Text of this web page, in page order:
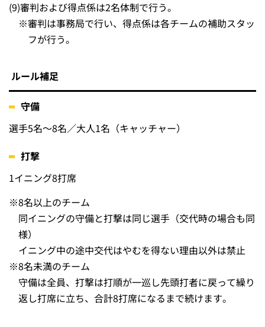
(9)審判および得点係は2名体制で行う。
※審判は事務局で行い、得点係は各チームの補助スタッ
フが行う。
ルール補足
守備
選手5名～8名／大人1名（キャッチャー）
打撃
1イニング8打席
※8名以上のチーム
同イニングの守備と打撃は同じ選手（交代時の場合も同
様）
イニング中の途中交代はやむを得ない理由以外は禁止
※8名未満のチーム
守備は全員、打撃は打順が一巡し先頭打者に戻って繰り
返し打席に立ち、合計8打席になるまで続けます。